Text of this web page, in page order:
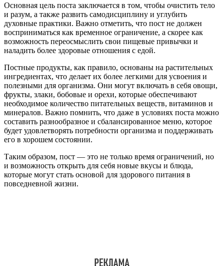
Основная цель поста заключается в том, чтобы очистить тело
и разум, а также развить самодисциплину и углубить
духовные практики. Важно отметить, что пост не должен
восприниматься как временное ограничение, а скорее как
возможность переосмыслить свои пищевые привычки и
наладить более здоровые отношения с едой.
Постные продукты, как правило, основаны на растительных
ингредиентах, что делает их более легкими для усвоения и
полезными для организма. Они могут включать в себя овощи,
фрукты, злаки, бобовые и орехи, которые обеспечивают
необходимое количество питательных веществ, витаминов и
минералов. Важно помнить, что даже в условиях поста можно
составить разнообразное и сбалансированное меню, которое
будет удовлетворять потребности организма и поддерживать
его в хорошем состоянии.
Таким образом, пост — это не только время ограничений, но
и возможность открыть для себя новые вкусы и блюда,
которые могут стать основой для здорового питания в
повседневной жизни.